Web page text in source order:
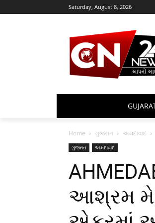
Saturday, August 8, 2026
Home ગુજરાત અમદાવાદ
ગુજરાત અમદાવાદ
આશ્રમ